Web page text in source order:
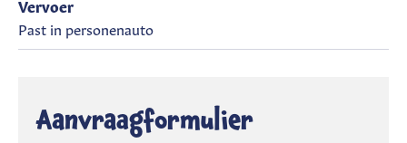
Vervoer
Past in personenauto
Aanvraagformulier